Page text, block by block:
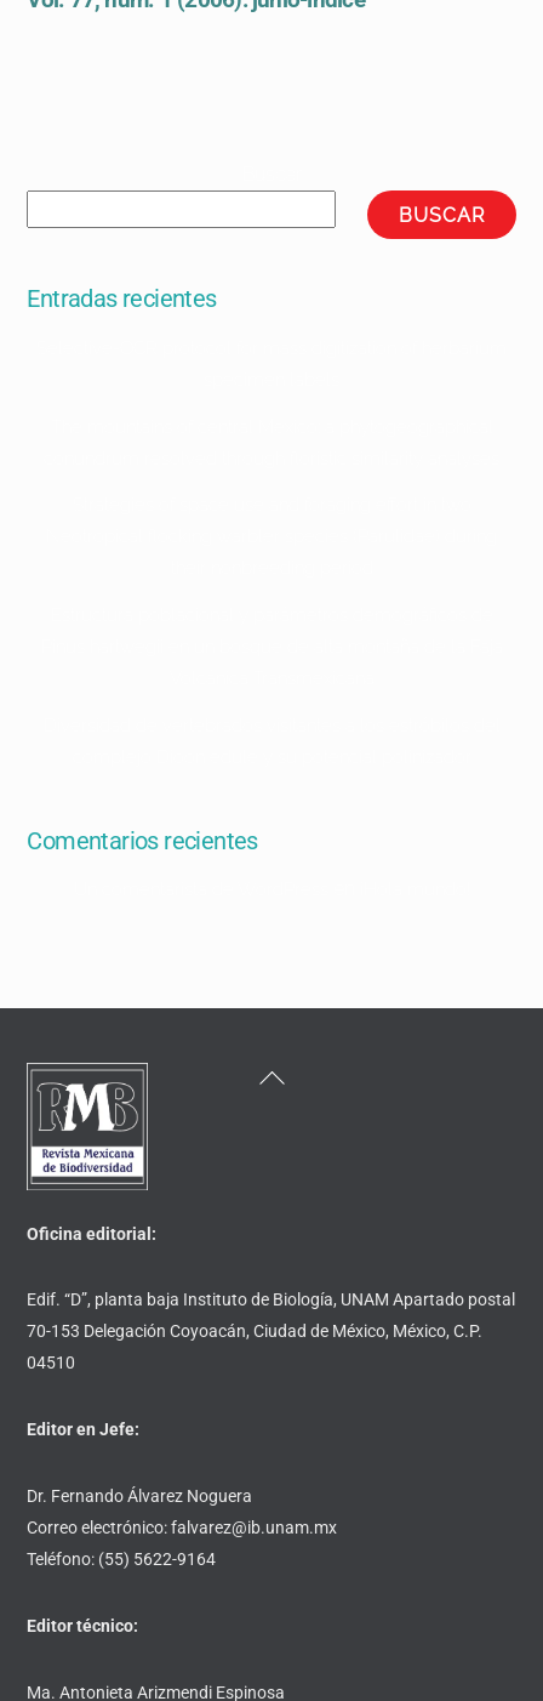
BUSCAR
Entradas recientes
Comentarios recientes
Back
Oficina editorial:
Edif. “D”, planta baja Instituto de Biología, UNAM Apartado postal
70-153 Delegación Coyoacán, Ciudad de México, México, C.P.
04510
Editor en Jefe:
Dr. Fernando Álvarez Noguera
Correo electrónico: falvarez@ib.unam.mx
Teléfono: (55) 5622-9164
Editor técnico:
Ma. Antonieta Arizmendi Espinosa